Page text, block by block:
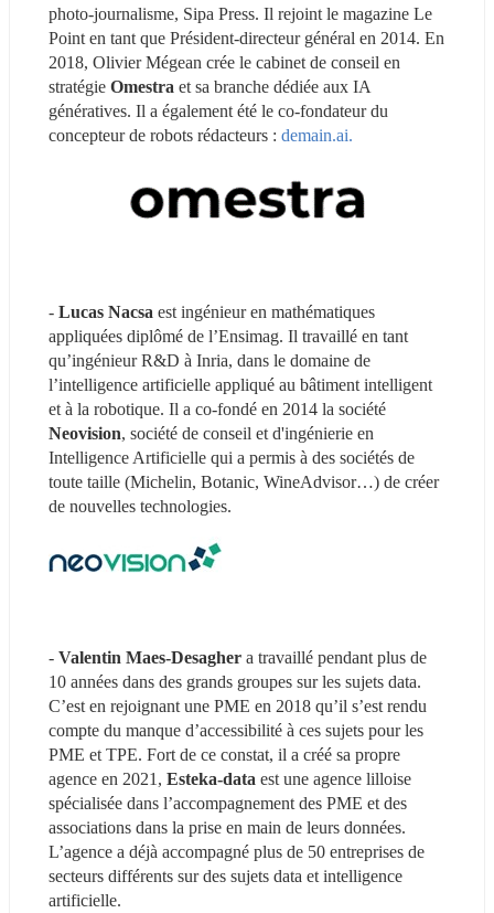
photo-journalisme, Sipa Press. Il rejoint le magazine Le
Point en tant que Président-directeur général en 2014. En
2018, Olivier Mégean crée le cabinet de conseil en
stratégie Omestra et sa branche dédiée aux IA
génératives. Il a également été le co-fondateur du
concepteur de robots rédacteurs : demain.ai.
- Lucas Nacsa est ingénieur en mathématiques
appliquées diplômé de l’Ensimag. Il travaillé en tant
qu’ingénieur R&D à Inria, dans le domaine de
l’intelligence artificielle appliqué au bâtiment intelligent
Neovision, société de conseil et d'ingénierie en
Intelligence Artificielle qui a permis à des sociétés de
toute taille (Michelin, Botanic, WineAdvisor…) de créer
de nouvelles technologies.
- Valentin Maes-Desagher a travaillé pendant plus de
10 années dans des grands groupes sur les sujets data.
C’est en rejoignant une PME en 2018 qu’il s’est rendu
compte du manque d’accessibilité à ces sujets pour les
PME et TPE. Fort de ce constat, il a créé sa propre
agence en 2021, Esteka-data est une agence lilloise
spécialisée dans l’accompagnement des PME et des
associations dans la prise en main de leurs données.
L’agence a déjà accompagné plus de 50 entreprises de
secteurs différents sur des sujets data et intelligence
artificielle.